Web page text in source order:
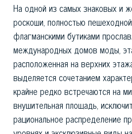
На одной из самых знаковых и
роскоши, полностью
флагманскими бутиками
международных домов моды,
расположенная на верхних
выделяется сочетанием
крайне редко встречаются на
внушительная площадь,
рациональное распределение